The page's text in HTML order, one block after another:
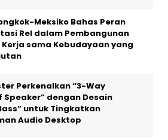
Meksiko Bahas Peran
Rel dalam Pembangunan
sama Kebudayaan yang
Perkenalkan “3-Way
Speaker” dengan Desain
untuk Tingkatkan
Audio Desktop